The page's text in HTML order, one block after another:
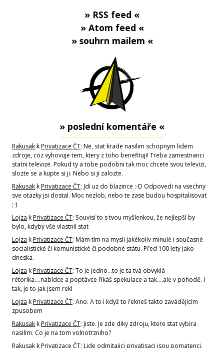
» RSS feed «
» Atom feed «
» souhrn mailem «
» poslední komentáře «
RakusakkPrivatizace ČT: Ne, stat krade nasilim schopnym lidem
zdroje, coz vyhovuje tem, ktery z toho benefituji! Treba zamestnanci
statni televize. Pokud ty a tobe podobni tak moc chcete svou televizi,
slozte se a kupte si ji. Nebo si ji zalozte.
RakusakkPrivatizace ČT: Jdi uz do blazince :-D Odpovedi na vsechny
sve otazky jsi dostal. Moc nezlob, nebo te zase budou hospitalisovat
;-)
Lojza kPrivatizace ČT: Souvisí to s tvou myšlenkou, že nejlepší by
bylo, kdyby vše vlastnil stat
Lojza kPrivatizace ČT: Mám tím na mysli jakékoliv minulé i současné
socialistické či komunistické či podobné státu. Před 100 lety jako
dneska.
Lojza kPrivatizace ČT: To je jedno...to je ta tvá obvyklá
rétorika....nabídce a poptávce říkáš spekulace a tak....ale v pohodě. I
tak, je to jak jsem rekl
Lojza kPrivatizace ČT: Ano. A to i když to řekneš takto zavádějícím
zpusobem
RakusakkPrivatizace ČT: Jiste. Je zde diky zdroju, ktere stat vybira
nasilim. Co je na tom volnotrzniho?
RakusakkPrivatizace ČT: Lide odmitajici privatisaci jsou pomatenci,